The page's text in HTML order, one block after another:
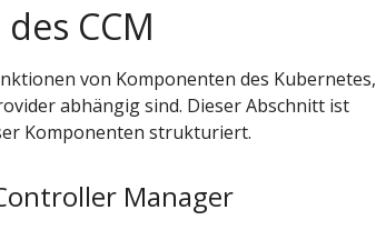
CCM
von Komponenten des Kubernetes,
abhängig sind. Dieser Abschnitt ist
Komponenten strukturiert.
Manager